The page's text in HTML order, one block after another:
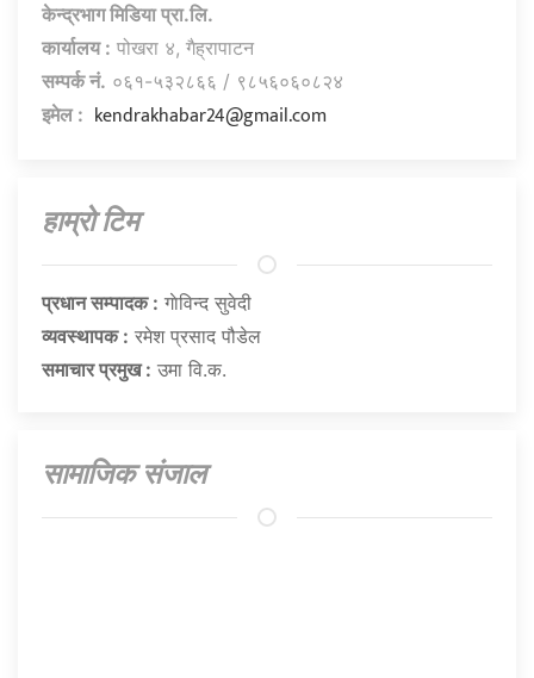
केन्द्रभाग मिडिया प्रा.लि.
कार्यालय : पोखरा ४, गैह्रापाटन
सम्पर्क नं. ०६१-५३२८६६ / ९८५६०६०८२४
इमेल : kendrakhabar24@gmail.com
हाम्राे टिम
प्रधान सम्पादक : गाेविन्द सुवेदी
व्यवस्थापक : रमेश प्रसाद पौडेल
समाचार प्रमुख : उमा वि.क.
सामाजिक संजाल